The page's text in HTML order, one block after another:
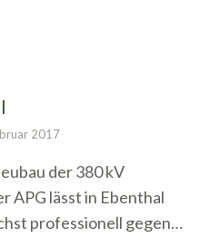
2017
der 380 kV
APG lässt in Ebenthal
professionell gegen…